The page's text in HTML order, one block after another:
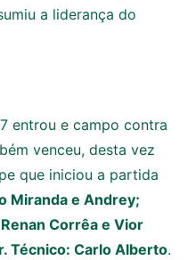
a liderança do
entrou e campo contra
venceu, desta vez
que iniciou a partida
Miranda e Andrey;
Corrêa e Vior
Técnico: Carlo Alberto.